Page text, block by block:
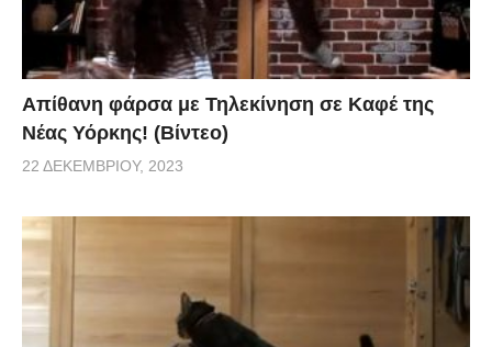
Απίθανη φάρσα με Τηλεκίνηση σε Καφέ της
Νέας Υόρκης! (Βίντεο)
22 ΔΕΚΕΜΒΡΊΟΥ, 2023